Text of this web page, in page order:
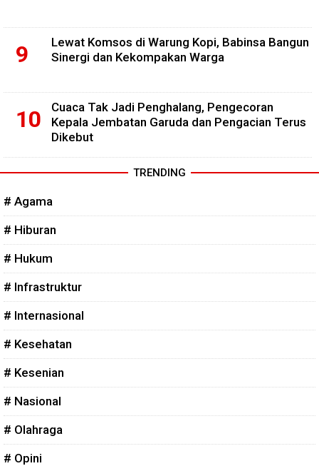
Lewat Komsos di Warung Kopi, Babinsa Bangun
Sinergi dan Kekompakan Warga
Cuaca Tak Jadi Penghalang, Pengecoran
Kepala Jembatan Garuda dan Pengacian Terus
Dikebut
TRENDING
# Agama
# Hiburan
# Hukum
# Infrastruktur
# Internasional
# Kesehatan
# Kesenian
# Nasional
# Olahraga
# Opini